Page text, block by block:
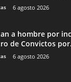
6 agosto 2026
a hombre por
de Convictos
6 agosto 2026